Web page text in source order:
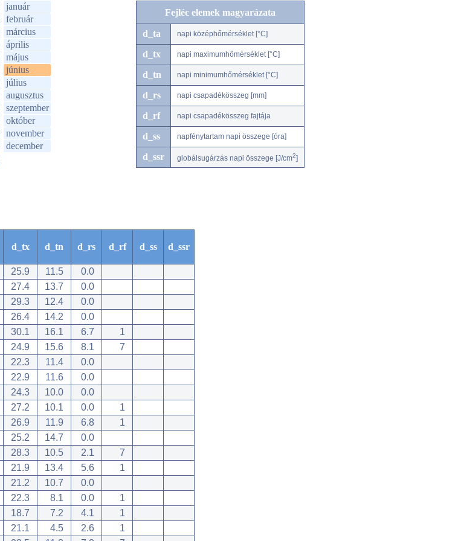
január
február
március
április
május
június
július
augusztus
szeptember
október
november
december
Fejléc elemek magyarázata
d_ta napi középhőmérséklet [°C]
d_tx napi maximumhőmérséklet [°C]
d_tn napi minimumhőmérséklet [°C]
d_rs napi csapadékösszeg [mm]
d_rf napi csapadékösszeg fajtája
d_ss napfénytartam napi összege [óra]
d_ssr globálsugárzás napi összege [J/cm2]
d_tx d_tn d_rs d_rf d_ss d_ssr
25.9 11.5
0.0
27.4 13.7
0.0
29.3 12.4
0.0
26.4 14.2
0.0
30.1 16.1 6.7
1
24.9 15.6 8.1
7
22.3 11.4
0.0
22.9 11.6
0.0
24.3 10.0
0.0
27.2 10.1 0.0
1
26.9 11.9 6.8
1
25.2 14.7
0.0
28.3 10.5 2.1
7
21.9 13.4 5.6
1
21.2 10.7
0.0
22.3 8.1 0.0
1
18.7 7.2 4.1
1
21.1 4.5 2.6
1